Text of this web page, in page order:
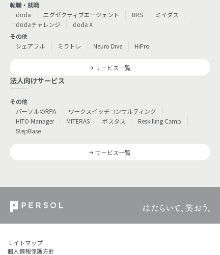
転職・就職
doda
エグゼクティブエージェント BRS
ミイダス
dodaチャレンジ
doda X
その他
シェアフル
ミラトレ Neuro Dive HiPro
サービス一覧
法人向けサービス
その他
パーソルのRPA
ワークスイッチコンサルティング
HITO-Manager
MITERAS ポスタス
Reskilling Camp
StepBase
サービス一覧
サイトマップ
個人情報保護方針